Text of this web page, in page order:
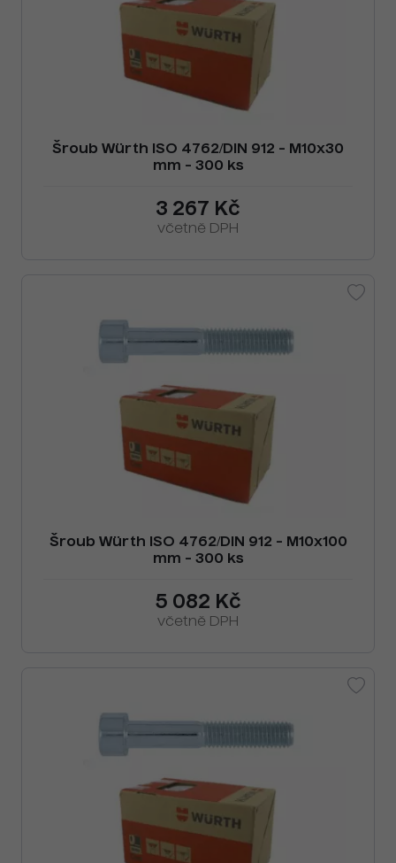
Šroub Würth ISO 4762/DIN 912 - M10x30
mm - 300 ks
3 267 Kč
včetně DPH
Šroub Würth ISO 4762/DIN 912 - M10x100
mm - 300 ks
5 082 Kč
včetně DPH